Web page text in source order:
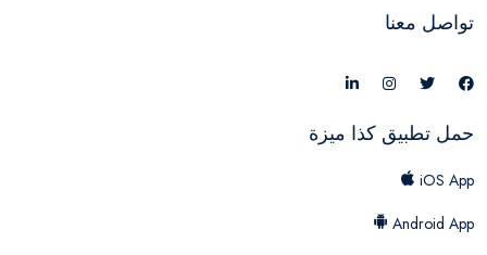
تواصل معنا
حمل تطبيق كذا ميزة
iOS App
Android App